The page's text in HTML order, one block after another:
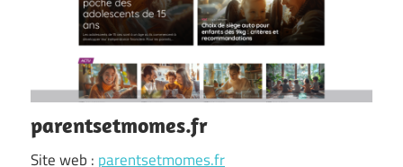
parentsetmomes.fr
Site web : parentsetmomes.fr